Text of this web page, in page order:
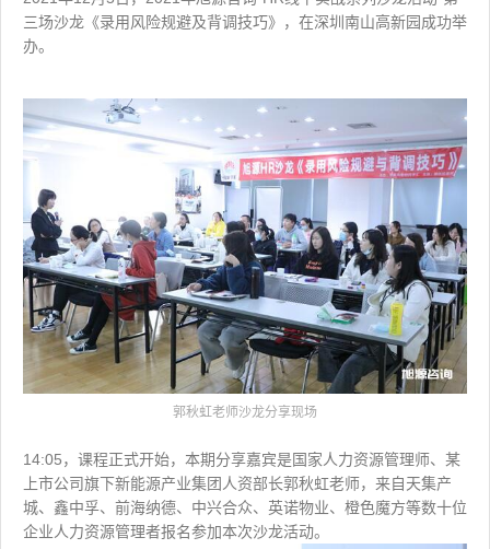
询
三场沙龙《录用风险规避及背调技巧》，在深圳南山高新园成功举
办。
郭秋虹老师沙龙分享现场
14:05，课程正式开始， 本期分享嘉宾是国家人力资源管理师、 某
上市公司旗下新能源产业集团人资部长郭秋虹老师，来自天集产
城、鑫中孚、前海纳德、中兴合众、英诺物业、橙色魔方等数十位
企业人力资源管理者报名参加本次沙龙活动。